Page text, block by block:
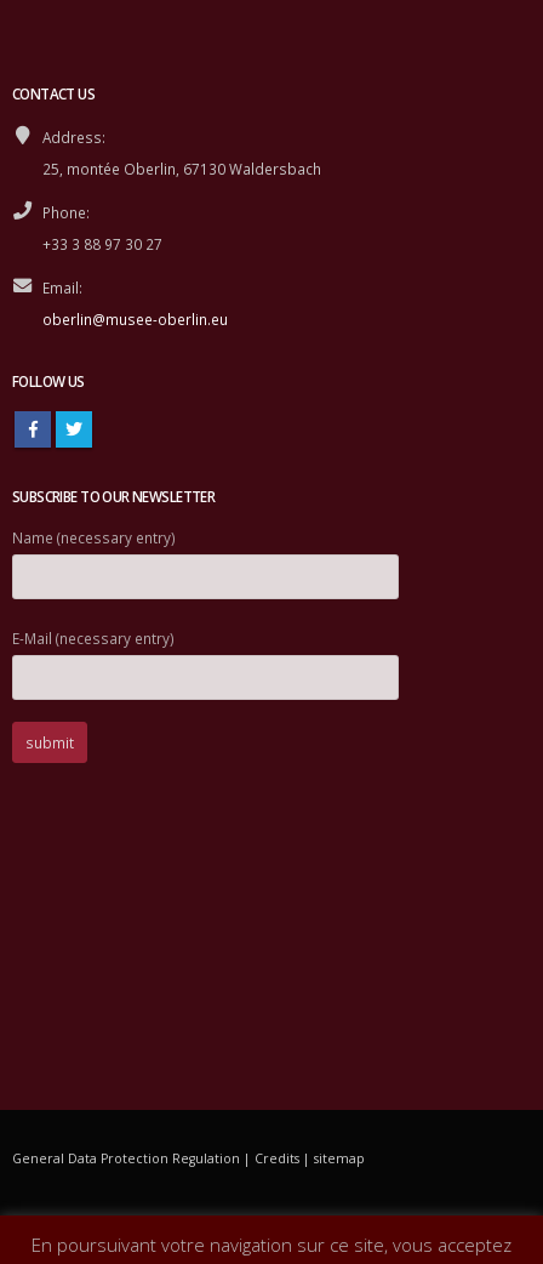
CONTACT US
Address:
25, montée Oberlin, 67130 Waldersbach
Phone:
+33 3 88 97 30 27
Email:
oberlin@musee-oberlin.eu
FOLLOW US
SUBSCRIBE TO OUR NEWSLETTER
Name (necessary entry)
E-Mail (necessary entry)
General Data Protection Regulation | Credits | sitemap
En poursuivant votre navigation sur ce site, vous acceptez